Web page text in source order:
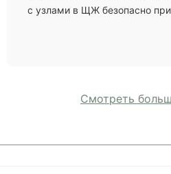
с узлами в ЩЖ безопасно
Смотреть